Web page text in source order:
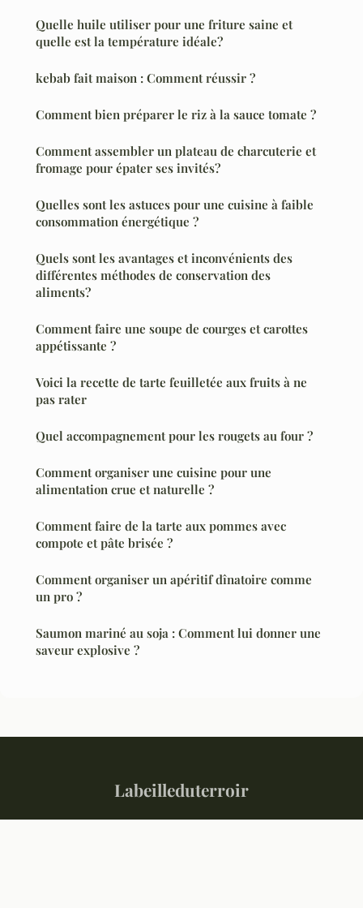
Quelle huile utiliser pour une friture saine et
quelle est la température idéale?
kebab fait maison : Comment réussir ?
Comment bien préparer le riz à la sauce tomate ?
Comment assembler un plateau de charcuterie et
fromage pour épater ses invités?
Quelles sont les astuces pour une cuisine à faible
consommation énergétique ?
Quels sont les avantages et inconvénients des
différentes méthodes de conservation des
aliments?
Comment faire une soupe de courges et carottes
appétissante ?
Voici la recette de tarte feuilletée aux fruits à ne
pas rater
Quel accompagnement pour les rougets au four ?
Comment organiser une cuisine pour une
alimentation crue et naturelle ?
Comment faire de la tarte aux pommes avec
compote et pâte brisée ?
Comment organiser un apéritif dînatoire comme
un pro ?
Saumon mariné au soja : Comment lui donner une
saveur explosive ?
Labeilleduterroir